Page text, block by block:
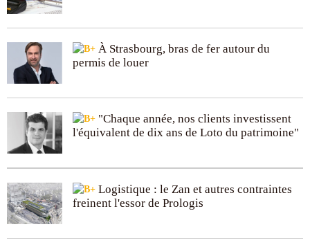
À Strasbourg, bras de fer autour du
permis de louer
"Chaque année, nos clients investissent
l'équivalent de dix ans de Loto du patrimoine"
Logistique : le Zan et autres contraintes
freinent l'essor de Prologis